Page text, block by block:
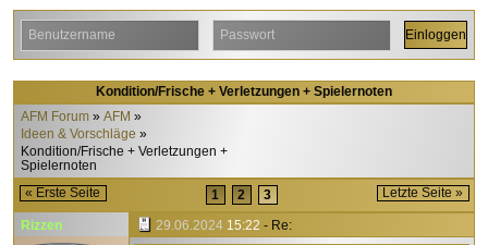
Kondition/Frische + Verletzungen + Spielernoten
AFM Forum
AFM
Ideen & Vorschläge
Kondition/Frische + Verletzungen +
Spielernoten
« Erste Seite
1 2 3 Letzte Seite »
Rizzen 29.06.2024 15:22 - Re: